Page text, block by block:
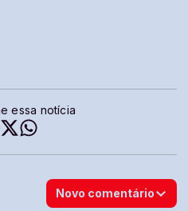
essa notícia
Novo comentário